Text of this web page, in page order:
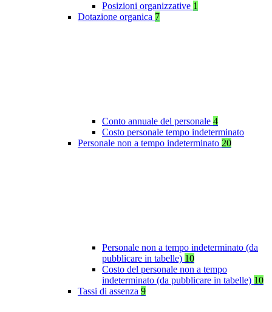
Posizioni organizzative 1
Dotazione organica 7
Conto annuale del personale 4
Costo personale tempo indeterminato
Personale non a tempo indeterminato 20
Personale non a tempo indeterminato (da
pubblicare in tabelle) 10
Costo del personale non a tempo
indeterminato (da pubblicare in tabelle) 10
Tassi di assenza 9